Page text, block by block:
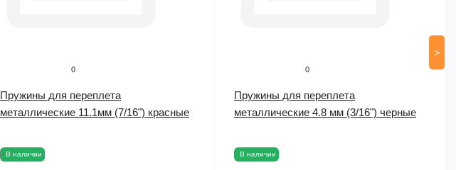
0
Пружины для переплета
металлические 11.1мм (7/16") красные
В наличии
0
Пружины для переплета
металлические 4.8 мм (3/16") черные
В наличии
>